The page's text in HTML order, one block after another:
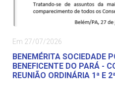
Em 27/07/2026
BENEMÉRITA SOCIEDADE
BENEFICENTE DO PARÁ -
REUNIÃO ORDINÁRIA 1ª E